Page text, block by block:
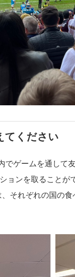
てください
でゲームを通して
ョンを取ることが
それぞれの国の食